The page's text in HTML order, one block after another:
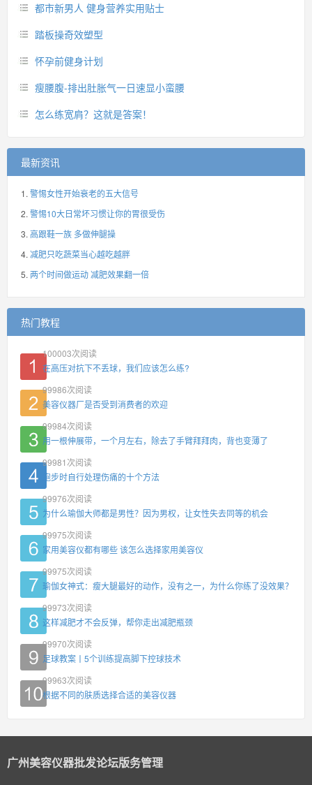
都市新男人 健身营养实用贴士
踏板操奇效塑型
怀孕前健身计划
瘦腰腹-排出肚胀气一日速显小蛮腰
怎么练宽肩？这就是答案！
最新资讯
警惕女性开始衰老的五大信号
警惕10大日常坏习惯让你的胃很受伤
高跟鞋一族 多做伸腿操
减肥只吃蔬菜当心越吃越胖
两个时间做运动 减肥效果翻一倍
热门教程
100003次阅读
在高压对抗下不丢球，我们应该怎么练?
99986次阅读
美容仪器厂是否受到消费者的欢迎
99984次阅读
用一根伸展带，一个月左右，除去了手臂拜拜肉，背也变薄了
99981 次阅读
跑步时自行处理伤痛的十个方法
99976次阅读
为什么瑜伽大师都是男性？因为男权，让女性失去同等的机会
99975次阅读
家用美容仪都有哪些 该怎么选择家用美容仪
99975次阅读
瑜伽女神式：瘦大腿最好的动作，没有之一，为什么你练了没效果？
99973次阅读
这样减肥才不会反弹，帮你走出减肥瓶颈
99970次阅读
足球教案丨5个训练提高脚下控球技术
99963次阅读
根据不同的肤质选择合适的美容仪器
广州美容仪器批发论坛版务管理